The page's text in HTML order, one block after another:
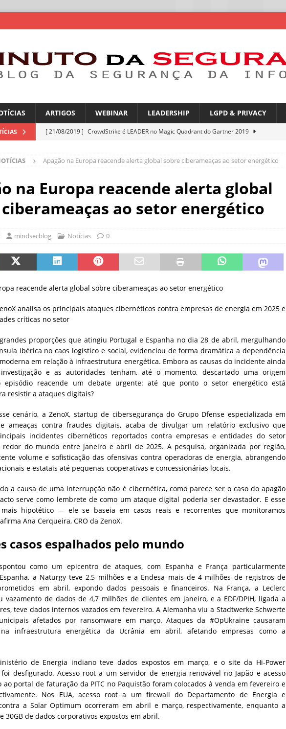
ARTIGOS WEBINAR LEADERSHIP LGPD & PRIVACY
[ 21/08/2019 ] CrowdStrike é LEADER no Magic Quadrant do Gartner 2019
[ 30/07/2026 ] ChatGPT entra na mira de campanhas de phishing
NOTÍCIAS
[ 30/07/2026 ]
Nomes no WhatsApp privacidade ou novas oportunidades de golpes
ARTIGOS
[ 30/07/2026 ] Deepfakes já enganam 90% dos brasileiros no trabalho
NOTÍCIAS
[ 30/07/2026 ]
Apagão na Europa reacende alerta global sobre ciberameaças ao setor energético
na Europa reacende alerta global
ao setor energético
mindsecblog Notícias 0
reacende alerta global sobre ciberameaças ao setor energético
analisa os principais ataques cibernéticos contra empresas de energia em 2025 e
críticas no setor
proporções que atingiu Portugal e Espanha no dia 28 de abril, mergulhando
Ibérica no caos logístico e social, evidenciou de forma dramática a dependência
em relação à infraestrutura energética. Embora as causas do incidente ainda
e as autoridades tenham, até o momento, descartado uma origem
episódio reacende um debate urgente: até que ponto o setor energético está
resistir a ataques digitais?
cenário, a ZenoX, startup de cibersegurança do Grupo Dfense especializada em
ameaças contra fraudes digitais, acaba de divulgar um relatório exclusivo que
incidentes cibernéticos reportados contra empresas e entidades do setor
redor do mundo entre janeiro e abril de 2025. A pesquisa, organizada por região,
volume e sofisticação das ofensivas contra operadoras de energia, abrangendo
e estatais até pequenas cooperativas e concessionárias locais.
a causa de uma interrupção não é cibernética, como parece ser o caso do apagão
serve como lembrete de como um ataque digital poderia ser devastador. E esse
hipotético — ele se baseia em casos reais e recorrentes que monitoramos
Ana Cerqueira, CRO da ZenoX.
casos espalhados pelo mundo
como um epicentro de ataques, com Espanha e França particularmente
a Naturgy teve 2,5 milhões e a Endesa mais de 4 milhões de registros de
em abril, expondo dados pessoais e financeiros. Na França, a Leclerc
vazamento de dados de 4,7 milhões de clientes em janeiro, e a EDF/DPIH, ligada a
teve dados internos vazados em fevereiro. A Alemanha viu a Stadtwerke Schwerte
afetados por ransomware em março. Ataques da #OpUkraine causaram
na infraestrutura energética da Ucrânia em abril, afetando empresas como a
de Energia indiano teve dados expostos em março, e o site da Hi-Power
desfigurado. Acesso root a um servidor de energia renovável no Japão e acesso
portal de faturação da PITC no Paquistão foram colocados à venda em fevereiro e
Nos EUA, acesso root a um firewall do Departamento de Energia e
a Solar Optimum ocorreram em abril e março, respectivamente, enquanto a
30GB de dados corporativos expostos em abril.